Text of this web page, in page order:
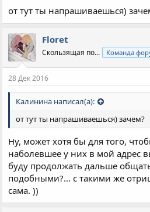
от тут ты напрашиваешься)
Floret
Скользящая по... Команда
28 Дек 2016
Калинина написал(а):
от тут ты напрашиваешься) зачем?
Ну, может хотя бы для того,
наболевшее у них в мой адрес
буду продолжать дальше
подобными?... с такими же
сама. ))